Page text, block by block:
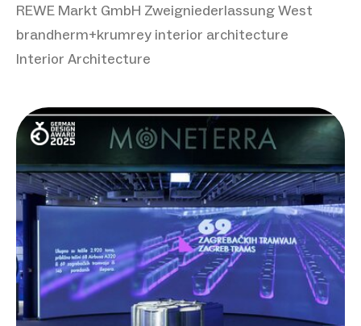
REWE Markt GmbH Zweigniederlassung West
brandherm+krumrey interior architecture
Interior Architecture